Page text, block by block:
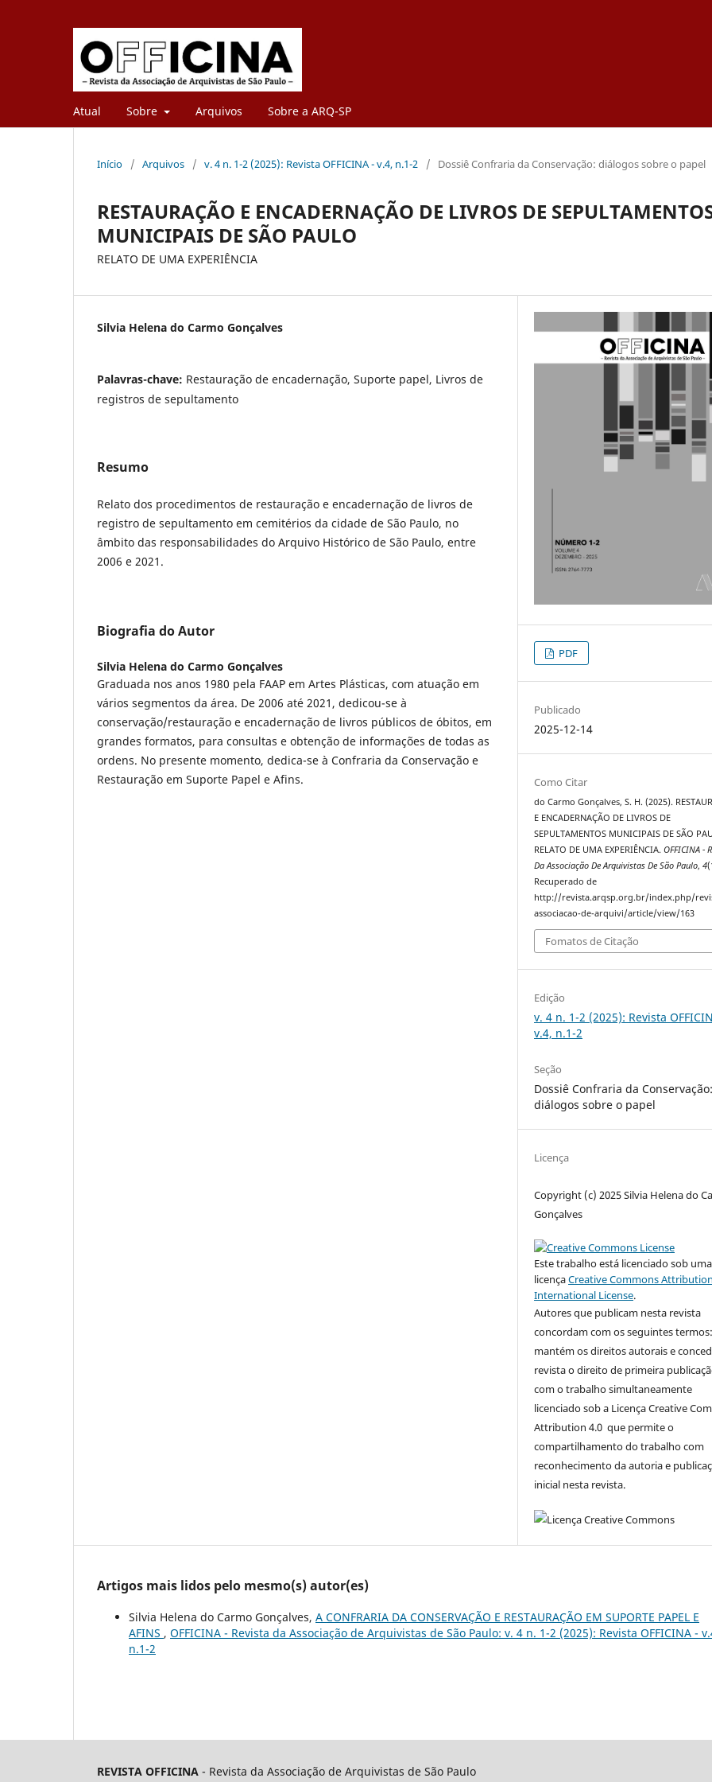
Atual Sobre Arquivos Sobre a ARQ-SP
Início / Arquivos / v. 4 n. 1-2 (2025): Revista OFFICINA - v.4, n.1-2 / Dossiê Confraria da Conservação: diálogos sobre o papel
RESTAURAÇÃO E ENCADERNAÇÃO DE LIVROS DE
MUNICIPAIS DE SÃO PAULO
RELATO DE UMA EXPERIÊNCIA
Silvia Helena do Carmo Gonçalves
Palavras-chave: Restauração de encadernação, Suporte papel, Livros de
registros de sepultamento
Resumo
Relato dos procedimentos de restauração e encadernação de livros de
registro de sepultamento em cemitérios da cidade de São Paulo, no
âmbito das responsabilidades do Arquivo Histórico de São Paulo, entre
2006 e 2021.
Biografia do Autor
Silvia Helena do Carmo Gonçalves
Graduada nos anos 1980 pela FAAP em Artes Plásticas, com atuação em
vários segmentos da área. De 2006 até 2021, dedicou-se à
conservação/restauração e encadernação de livros públicos de óbitos, em
grandes formatos, para consultas e obtenção de informações de todas as
ordens. No presente momento, dedica-se à Confraria da Conservação e
Restauração em Suporte Papel e Afins.
PDF
Publicado
2025-12-14
Como Citar
do Carmo Gonçalves, S. H. (2025).
E ENCADERNAÇÃO DE LIVROS DE
SEPULTAMENTOS MUNICIPAIS DE SÃO
RELATO DE UMA EXPERIÊNCIA.OFFICINA -
Da Associação De Arquivistas De São Paulo,4
Recuperado de
http://revista.arqsp.org.br/index.php/
associacao-de-arquivi/article/view/163
Fomatos de Citação
Edição
v. 4 n. 1-2 (2025): Revista
v.4, n.1-2
Seção
Dossiê Confraria da Conservação:
diálogos sobre o papel
Licença
Copyright (c) 2025 Silvia Helena do
Gonçalves
Este trabalho está licenciado sob uma
licençaCreative Commons
International License.
Autores que publicam nesta revista
concordam com os seguintes termos:
mantém os direitos autorais e
revista o direito de primeira
com o trabalho simultaneamente
licenciado sob a Licença Creative
Attribution 4.0 que permite o
compartilhamento do trabalho com
reconhecimento da autoria e
inicial nesta revista.
Artigos mais lidos pelo mesmo(s) autor(es)
Silvia Helena do Carmo Gonçalves, A CONFRARIA DA CONSERVAÇÃO E RESTAURAÇÃO EM SUPORTE PAPEL E
AFINS , OFFICINA - Revista da Associação de Arquivistas de São Paulo: v. 4 n. 1-2 (2025): Revista OFFICINA -
n.1-2
REVISTA OFFICINA - Revista da Associação de Arquivistas de São Paulo